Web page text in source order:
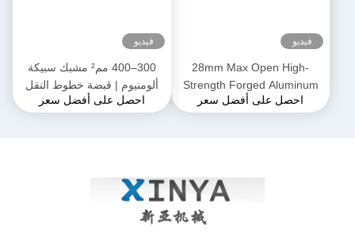
فيديو
28mm Max Open High-
Strength Forged Aluminum
Alloy Come-Along Clamp معاحصل على أفضل سعر
فيديو
300–400 مم² مشبك سبيكة
ألومنيوم | قبضة خطوط النقل
لموصلات ACSR و AAAC
احصل على أفضل سعر